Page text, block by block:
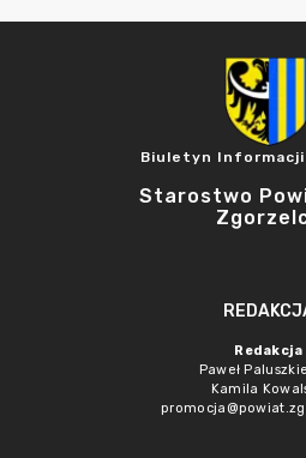
Biuletyn Informacji
Starostwo
Redakcja
Paweł
Kamila